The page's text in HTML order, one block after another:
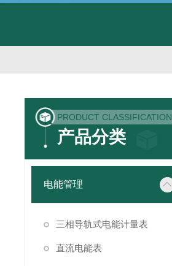
PRODUCT CLASSIFICATION
产品分类
电能管理
三相导轨式电能计量表
直流电能表